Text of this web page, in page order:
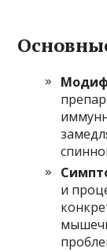
и